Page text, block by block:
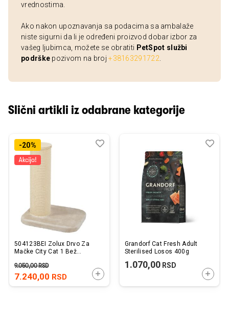
vrednostima.
Ako nakon upoznavanja sa podacima sa ambalaže
niste sigurni da li je određeni proizvod dobar izbor za
vašeg ljubimca, možete se obratiti PetSpot službi
podrške pozivom na broj+38163291722
Slični artikli iz odabrane kategorije
-20%
504123BEI Zolux Drvo Za
Mačke City Cat 1 Bež
7.240,00 RSD
9.050,00RSD
DODAJTE U KORPU
Dodaj
Uporedi
Grandorf Cat Fresh Adult
Sterilised Losos 400g
1.070,00RSD